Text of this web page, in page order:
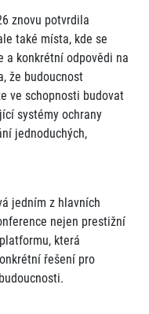
znovu potvrdila
také místa, kde se
a konkrétní odpovědi na
že budoucnost
ve schopnosti budovat
systémy ochrany
jednoduchých,
jedním z hlavních
nejen prestižní
která
řešení pro